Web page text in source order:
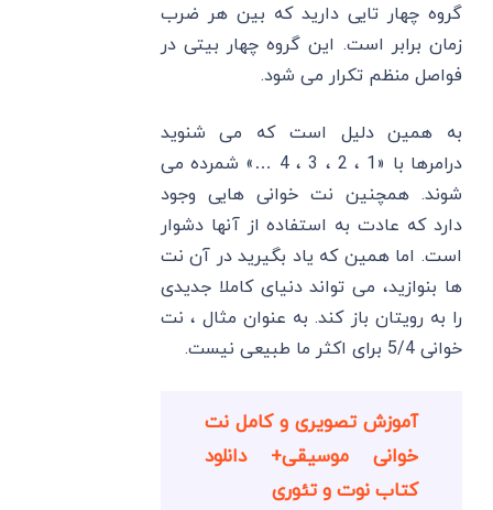
گروه چهار تایی دارید که بین هر ضرب
زمان برابر است. این گروه چهار بیتی در
فواصل منظم تکرار می شود.
به همین دلیل است که می شنوید
درامرها با «1 ، 2 ، 3 ، 4 …» شمرده می
شوند. همچنین نت خوانی هایی وجود
دارد که عادت به استفاده از آنها دشوار
است. اما همین که یاد بگیرید در آن نت
ها بنوازید، می تواند دنیای کاملا جدیدی
را به رویتان باز کند. به عنوان مثال ، نت
خوانی 5/4 برای اکثر ما طبیعی نیست.
آموزش تصویری و کامل نت
خوانی موسیقی+ دانلود
کتاب نوت و تئوری